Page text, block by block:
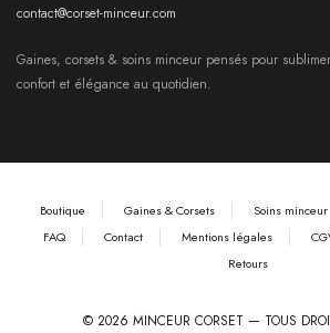
contact@corset-minceur.com
Gaines, corsets & soins minceur pensés pour
confort et élégance au quotidien.
Boutique Gaines & Corsets Soins minceur
FAQ
Contact Mentions légales
Retours
© 2026 MINCEUR CORSET — TOUS